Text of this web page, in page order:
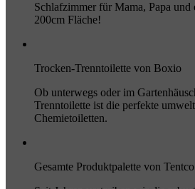
Schlafzimmer für Mama, Papa
200cm Fläche!
Trocken-Trenntoilette von Boxio
Ob unterwegs oder im
Trenntoilette ist die perfekte
Chemietoiletten.
Gesamte Produktpalette von Tentco